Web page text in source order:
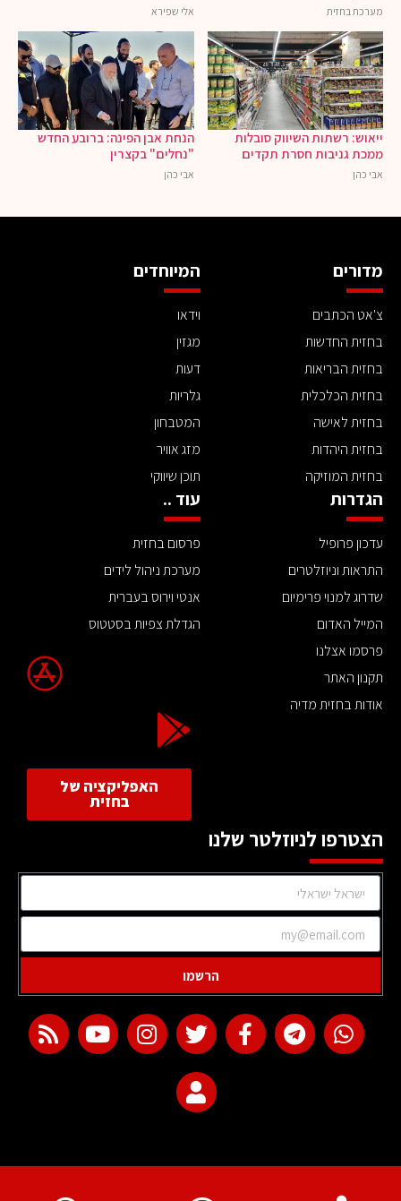
מערכת בחזית אלי שפירא
ייאוש: רשתות השיווק סובלות
ממכת גניבות חסרת תקדים
אבי כהן
הנחת אבן הפינה: ברובע החדש
"נחלים" בקצרין
אבי כהן
מדורים
צ'אט הכתבים
בחזית החדשות
בחזית הבריאות
בחזית הכלכלית
בחזית לאישה
בחזית היהדות
בחזית המוזיקה
המיוחדים
וידאו
מגזין
דעות
גלריות
המטבחון
מזג אוויר
תוכן שיווקי
הגדרות
עדכון פרופיל
התראות וניוזלטרים
שדרוג למנוי פרימיום
המייל האדום
פרסמו אצלנו
תקנון האתר
אודות בחזית מדיה
עוד ..
פרסום בחזית
מערכת ניהול לידים
אנטי וירוס בעברית
הגדלת צפיות בסטטוס
האפליקציה של
בחזית
הצטרפו לניוזלטר שלנו
הרשמו